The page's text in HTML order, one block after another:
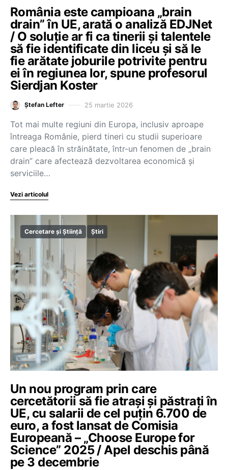
România este campioana „brain
drain” în UE, arată o analiză EDJNet
/ O soluție ar fi ca tinerii și talentele
să fie identificate din liceu și să le
fie arătate joburile potrivite pentru
ei în regiunea lor, spune profesorul
Sierdjan Koster
Ștefan Lefter 25 martie 2026
Tot mai multe regiuni din Europa, inclusiv aproape
întreaga Românie, pierd tineri cu studii superioare
care pleacă în străinătate, într-un fenomen de „brain
drain” care afectează dezvoltarea economică și
serviciile…
Vezi articolul
Cercetare și Știință Știri
Un nou program prin care
cercetătorii să fie atrași și păstrați în
UE, cu salarii de cel puțin 6.700 de
euro, a fost lansat de Comisia
Europeană – „Choose Europe for
Science” 2025 / Apel deschis până
pe 3 decembrie